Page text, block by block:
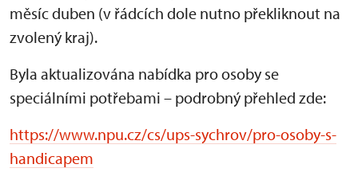
měsíc duben (v řádcích dole nutno překliknout na
zvolený kraj).
Byla aktualizována nabídka pro osoby se
speciálními potřebami – podrobný přehled zde:
https://www.npu.cz/cs/ups-sychrov/pro-osoby-s-
handicapem